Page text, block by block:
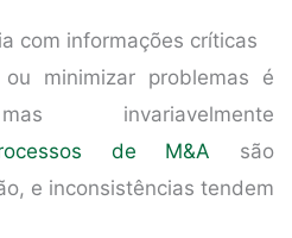
com informações críticas
minimizar problemas é
invariavelmente
de M&A são
e inconsistências tendem